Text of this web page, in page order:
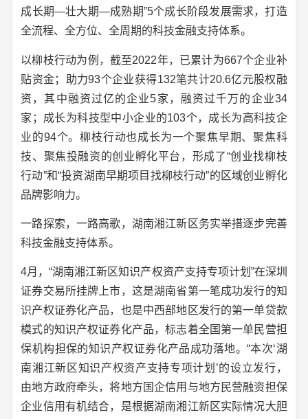
成长期—壮大期—成熟期”5个成长阶段发展需求，打造
全流程、全方位、全周期的科技金融支持体系。
以柳枝行动为例，截至2022年，已累计为667个企业补
贴资金；助力93个企业获得132笔共计20.6亿元股权融
资，其中融资过亿的企业5家，融资过千万的企业34
家；成长为科技型中小企业的103个，成长为高科技企
业的94个。柳枝行动也成长为一个聚焦早期、聚焦科
技、聚焦投融资的创业孵化平台，形成了“创业找柳枝
行动”和“投资湖南早期项目找柳枝行动”的区域创业孵化
品牌影响力。
一路探索，一路高歌，湖南湘江新区务实举措逐步完善
科技金融支持体系。
4月，“湖南湘江新区知识产权资产支持专项计划”在深圳
证券交易所挂牌上市，这是湖南省第一笔成功发行的知
识产权证券化产品，也是中西部地区发行的第一单贷款
模式的知识产权证券化产品，标志着全国第一单民营担
保机构担保的知识产权证券化产品成功落地。“本次‘湖
南湘江新区知识产权资产支持专项计划’的设立发行，
由地方政府牵头，将地方国企信用与地方民营融资担保
企业信用有机结合，是根据湖南湘江新区实际情况大胆